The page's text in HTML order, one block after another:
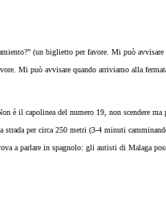
(un biglietto per favore. Mi può
Mi può avvisare quando arriviamo alla
è il capolinea del numero 19, non scendere ma
per circa 250 metri (3-4 minuti
a parlare in spagnolo: gli autisti di Malaga